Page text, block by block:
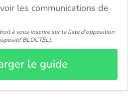
les communications de
à vous inscrire sur la liste d'opposition
BLOCTEL).
le guide